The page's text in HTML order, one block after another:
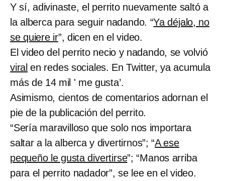
Y sí, adivinaste, el perrito nuevamente saltó a
la alberca para seguir nadando. “Ya déjalo, no
se quiere ir”, dicen en el video.
El video del perrito necio y nadando, se volvió
viral en redes sociales. En Twitter, ya acumula
más de 14 mil ' me gusta’.
Asimismo, cientos de comentarios adornan el
pie de la publicación del perrito.
“Sería maravilloso que solo nos importara
saltar a la alberca y divertirnos”; “A ese
pequeño le gusta divertirse”; “Manos arriba
para el perrito nadador”, se lee en el video.